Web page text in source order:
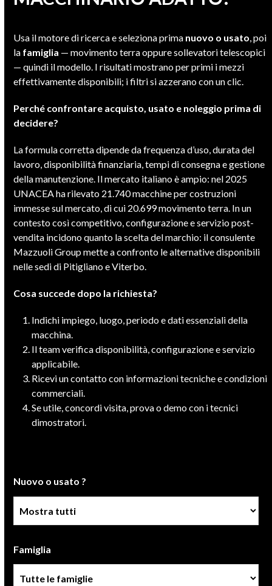
Usa il motore di ricerca e seleziona prima nuovo o usato, poi
la famiglia — movimento terra oppure sollevatori telescopici
— quindi il modello. I risultati mostrano per primi i mezzi
effettivamente disponibili; i filtri si azzerano con un clic.
Perché confrontare acquisto, usato e noleggio prima di
decidere?
La formula corretta dipende da frequenza d’uso, durata del
lavoro, disponibilità finanziaria, tempi di consegna e gestione
della manutenzione. Il mercato italiano è ampio: nel 2025
UNACEA ha rilevato 21.740 macchine per costruzioni
immesse sul mercato, di cui 20.699 movimento terra. In un
contesto così competitivo, configurazione e servizio post-
vendita incidono quanto la scelta del marchio: il consulente
Mazzuoli Group mette a confronto le alternative disponibili
nelle sedi di Pitigliano e Viterbo.
Cosa succede dopo la richiesta?
Indichi impiego, luogo, periodo e dati essenziali della
macchina.
Il team verifica disponibilità, configurazione e servizio
applicabile.
Ricevi un contatto con informazioni tecniche e condizioni
commerciali.
Se utile, concordi visita, prova o demo con i tecnici
dimostratori.
Nuovo o usato ?
Famiglia